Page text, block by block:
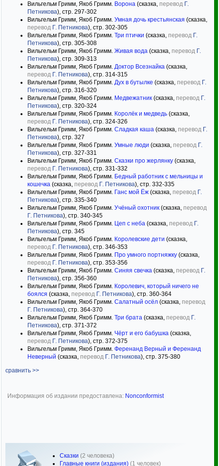
Вильгельм Гримм, Якоб Гримм. Ворона (сказка, перевод Г.
Петникова), стр. 297-302
Вильгельм Гримм, Якоб Гримм. Умная дочь крестьянская (сказка,
перевод Г. Петникова), стр. 302-305
Вильгельм Гримм, Якоб Гримм. Три птички (сказка, перевод Г.
Петникова), стр. 305-308
Вильгельм Гримм, Якоб Гримм. Живая вода (сказка, перевод Г.
Петникова), стр. 309-313
Вильгельм Гримм, Якоб Гримм. Доктор Всезнайка (сказка,
перевод Г. Петникова), стр. 314-315
Вильгельм Гримм, Якоб Гримм. Дух в бутылке (сказка, перевод Г.
Петникова), стр. 316-320
Вильгельм Гримм, Якоб Гримм. Медвежатник (сказка, перевод Г.
Петникова), стр. 320-324
Вильгельм Гримм, Якоб Гримм. Королёк и медведь (сказка,
перевод Г. Петникова), стр. 324-326
Вильгельм Гримм, Якоб Гримм. Сладкая каша (сказка, перевод Г.
Петникова), стр. 327
Вильгельм Гримм, Якоб Гримм. Умные люди (сказка, перевод Г.
Петникова), стр. 327-331
Вильгельм Гримм, Якоб Гримм. Сказки про жерлянку (сказка,
перевод Г. Петникова), стр. 331-332
Вильгельм Гримм, Якоб Гримм. Бедный работник с мельницы и
кошечка (сказка, перевод Г. Петникова), стр. 332-335
Вильгельм Гримм, Якоб Гримм. Ганс мой Ёж (сказка, перевод Г.
Петникова), стр. 335-340
Вильгельм Гримм, Якоб Гримм. Учёный охотник (сказка, перевод
Г. Петникова), стр. 340-345
Вильгельм Гримм, Якоб Гримм. Цеп с неба (сказка, перевод Г.
Петникова), стр. 345
Вильгельм Гримм, Якоб Гримм. Королевские дети (сказка,
перевод Г. Петникова), стр. 346-353
Вильгельм Гримм, Якоб Гримм. Про умного портняжку (сказка,
перевод Г. Петникова), стр. 353-356
Вильгельм Гримм, Якоб Гримм. Синяя свечка (сказка, перевод Г.
Петникова), стр. 356-360
Вильгельм Гримм, Якоб Гримм. Королевич, который ничего не
боялся (сказка, перевод Г. Петникова), стр. 360-364
Вильгельм Гримм, Якоб Гримм. Салатный осёл (сказка, перевод
Г. Петникова), стр. 364-370
Вильгельм Гримм, Якоб Гримм. Три брата (сказка, перевод Г.
Петникова), стр. 371-372
Вильгельм Гримм, Якоб Гримм. Чёрт и его бабушка (сказка,
перевод Г. Петникова), стр. 372-375
Вильгельм Гримм, Якоб Гримм. Ференанд Верный и Ференанд
Неверный (сказка, перевод Г. Петникова), стр. 375-380
сравнить >>
Информация об издании предоставлена: Nonconformist
Сказки (2 человека)
Главные книги (издания) (1 человек)